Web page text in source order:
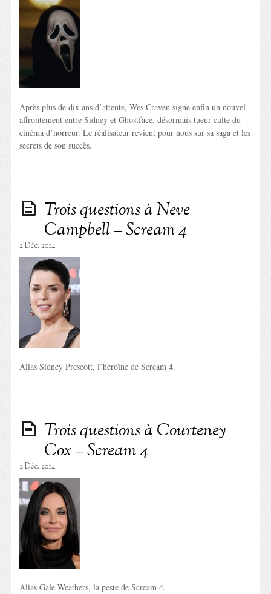
Après plus de dix ans d’attente, Wes Craven signe enfin un nouvel
affrontement entre Sidney et Ghostface, désormais tueur culte du
cinéma d’horreur. Le réalisateur revient pour nous sur sa saga et les
secrets de son succès.
Trois questions à Neve
Campbell – Scream 4
2 Déc. 2014
Alias Sidney Prescott, l’héroïne de Scream 4.
Trois questions à Courteney
Cox – Scream 4
2 Déc. 2014
Alias Gale Weathers, la peste de Scream 4.